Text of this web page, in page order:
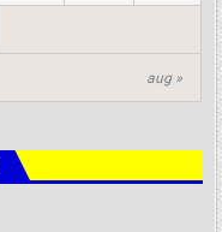
aug »